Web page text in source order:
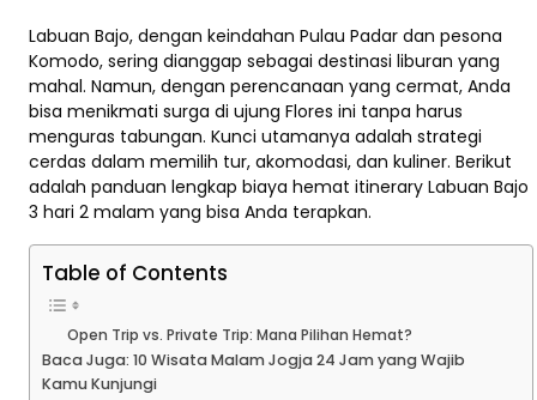
Labuan Bajo, dengan keindahan Pulau Padar dan pesona
Komodo, sering dianggap sebagai destinasi liburan yang
mahal. Namun, dengan perencanaan yang cermat, Anda
bisa menikmati surga di ujung Flores ini tanpa harus
menguras tabungan. Kunci utamanya adalah strategi
cerdas dalam memilih tur, akomodasi, dan kuliner. Berikut
adalah panduan lengkap biaya hemat itinerary Labuan Bajo
3 hari 2 malam yang bisa Anda terapkan.
Table of Contents
Open Trip vs. Private Trip: Mana Pilihan Hemat?
Baca Juga: 10 Wisata Malam Jogja 24 Jam yang Wajib
Kamu Kunjungi